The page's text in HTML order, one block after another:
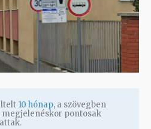
10 hónap, a szövegben
pontosak